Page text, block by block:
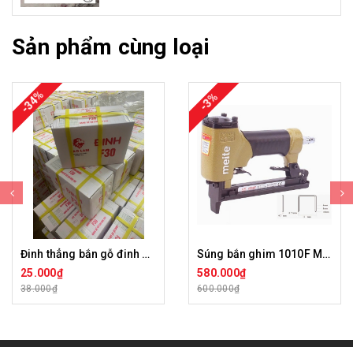
Sản phẩm cùng loại
-34%
Đinh thẳng bắn gỗ đinh F sư tử đỏ F15 F20 F25 F30 F40 F50 DTBG-BL
25.000₫
38.000₫
-3%
Súng bắn ghim 1010F Meite
580.000₫
600.000₫